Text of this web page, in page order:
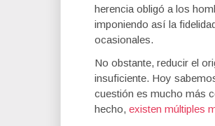
herencia obligó a los
imponiendo así la
ocasionales.
No obstante, reducir el
insuficiente. Hoy
cuestión es mucho más
hecho, existen múltiples